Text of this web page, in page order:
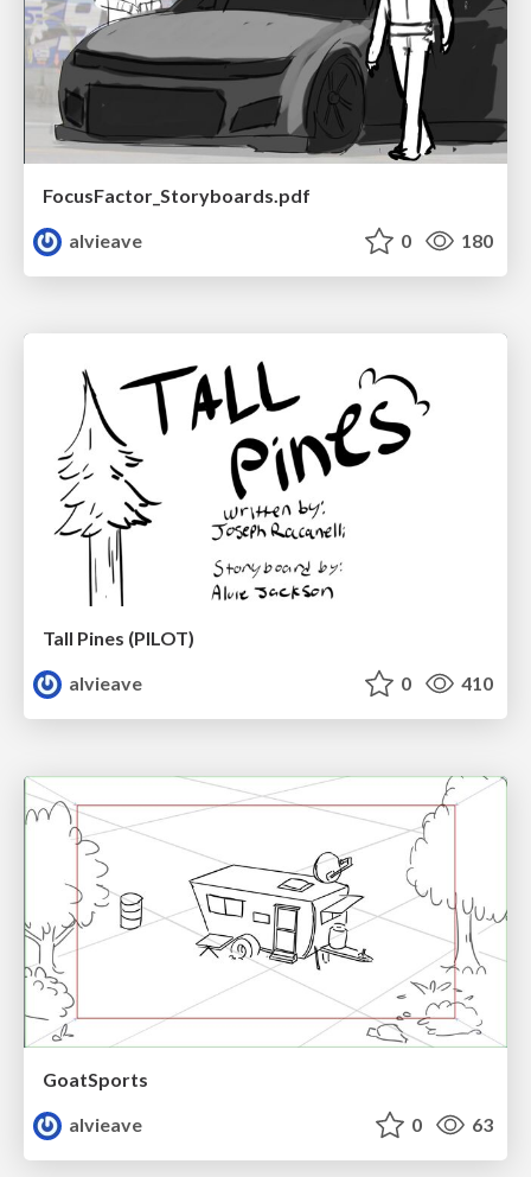
FocusFactor_Storyboards.pdf
alvieave
0 180
Tall Pines (PILOT)
alvieave
0 410
GoatSports
alvieave
0 63